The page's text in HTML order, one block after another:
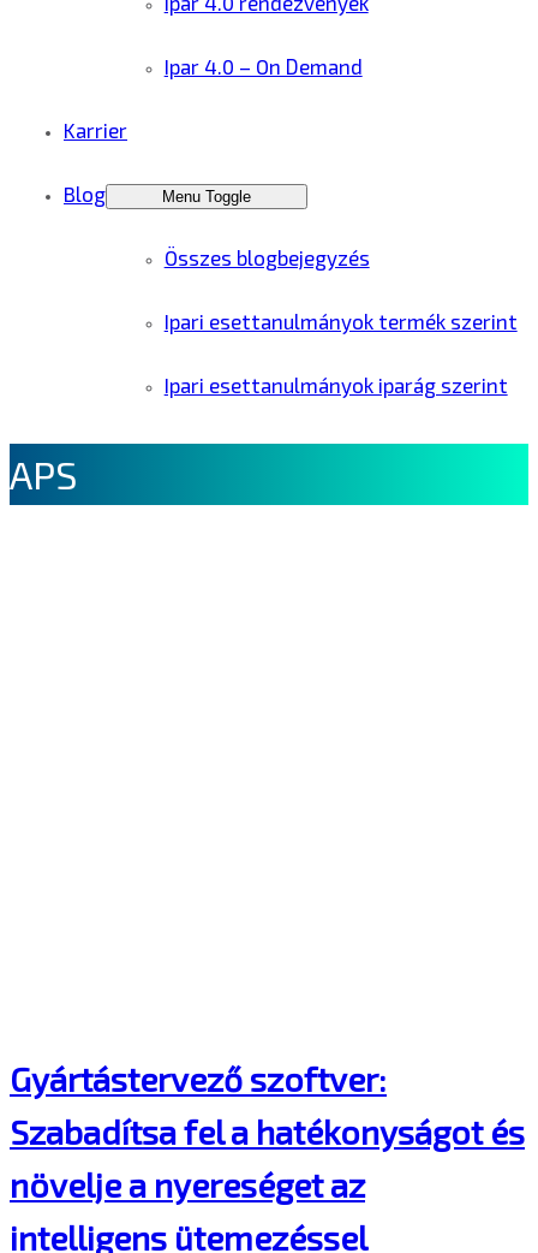
Ipar 4.0 – On Demand
Karrier
Blog Menu Toggle
Összes blogbejegyzés
Ipari esettanulmányok termék szerint
Ipari esettanulmányok iparág szerint
APS
Gyártástervező szoftver:
Szabadítsa fel a hatékonyságot és
növelje a nyereséget az
intelligens ütemezéssel